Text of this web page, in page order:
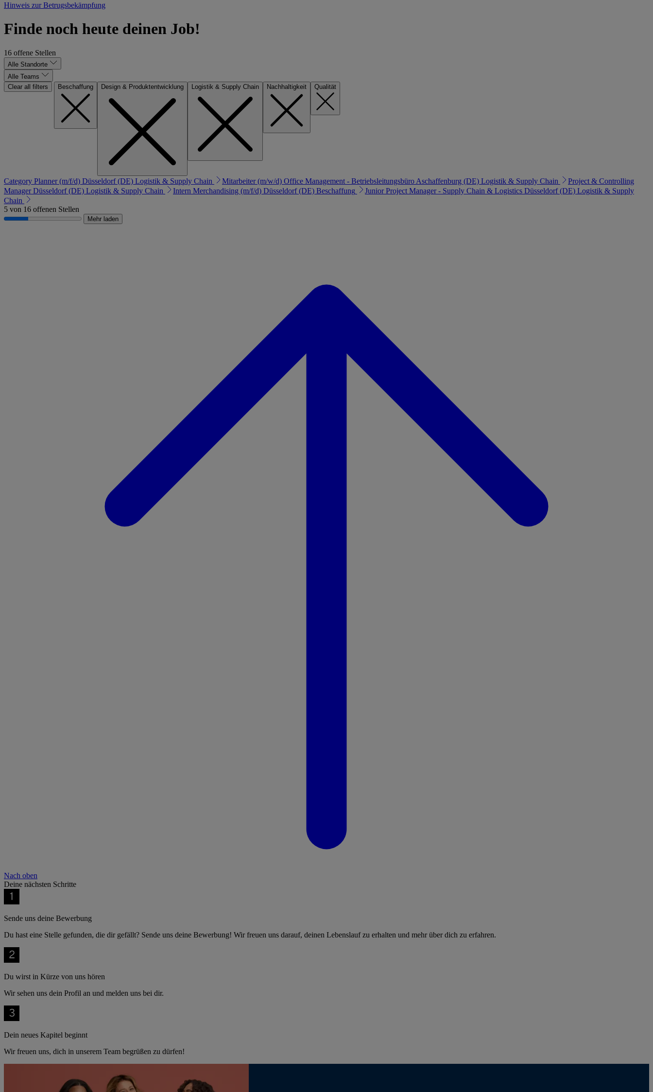
Hinweis zur Betrugsbekämpfung
Finde noch heute deinen Job!
16 offene Stellen
Alle Standorte
Alle Teams
Clear all filters
Beschaffung Design & Produktentwicklung Logistik & Supply Chain Nachhaltigkeit Qualität
Category Planner (m/f/d) Düsseldorf (DE) Logistik & Supply Chain Mitarbeiter (m/w/d) Office Management - Betriebsleitungsbüro Aschaffenburg (DE) Logistik & Supply Chain
Project & Controlling
Manager Düsseldorf (DE) Logistik & Supply Chain Intern Merchandising (m/f/d) Düsseldorf (DE) Beschaffung Junior Project Manager - Supply Chain & Logistics Düsseldorf (DE) Logistik & Supply
Chain
5 von 16 offenen Stellen
Mehr laden
Nach oben
Deine nächsten Schritte
Sende uns deine Bewerbung
Du hast eine Stelle gefunden, die dir gefällt? Sende uns deine Bewerbung! Wir freuen uns darauf, deinen Lebenslauf zu erhalten und mehr über dich zu erfahren.
Du wirst in Kürze von uns hören
Wir sehen uns dein Profil an und melden uns bei dir.
Dein neues Kapitel beginnt
Wir freuen uns, dich in unserem Team begrüßen zu dürfen!